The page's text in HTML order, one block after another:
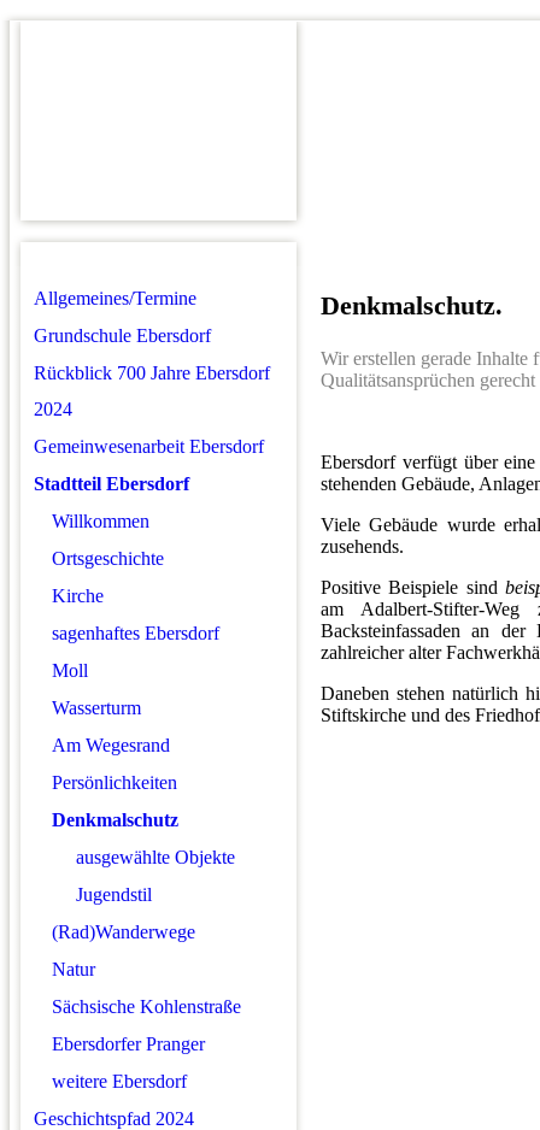
Allgemeines/Termine
Grundschule Ebersdorf
Rückblick 700 Jahre Ebersdorf
2024
Gemeinwesenarbeit Ebersdorf
Stadtteil Ebersdorf
Willkommen
Ortsgeschichte
Kirche
sagenhaftes Ebersdorf
Moll
Wasserturm
Am Wegesrand
Persönlichkeiten
Denkmalschutz
ausgewählte Objekte
Jugendstil
(Rad)Wanderwege
Natur
Sächsische Kohlenstraße
Ebersdorfer Pranger
weitere Ebersdorf
Geschichtspfad 2024
Denkmalschutz.
Wir erstellen gerade Inhalte
Qualitätsansprüchen
Ebersdorf verfügt über
stehenden Gebäude,
Viele Gebäude wurde
zusehends.
Positive Beispiele sind
am Adalbert-Stifter-
Backsteinfassaden an
zahlreicher alter
Daneben stehen natürlich
Stiftskirche und des